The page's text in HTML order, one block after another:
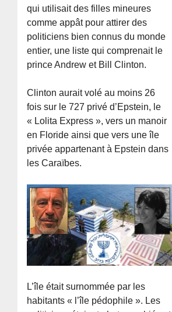
qui utilisait des filles mineures
comme appât pour attirer des
politiciens bien connus du monde
entier, une liste qui comprenait le
prince Andrew et Bill Clinton.
Clinton aurait volé au moins 26
fois sur le 727 privé d’Epstein, le
« Lolita Express », vers un manoir
en Floride ainsi que vers une île
privée appartenant à Epstein dans
les Caraïbes.
L’île était surnommée par les
habitants « l’île pédophile ». Les